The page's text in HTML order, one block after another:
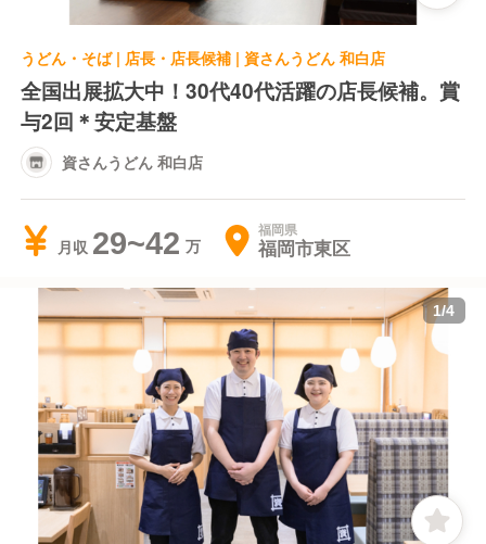
うどん・そば | 店長・店長候補 | 資さんうどん 和白店
全国出展拡大中！30代40代活躍の店長候補。賞
与2回＊安定基盤
資さんうどん 和白店
月収 29~42 福岡県
福岡市東区
1/4